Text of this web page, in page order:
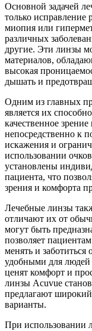
Основной задачей
только
миопия или
различных
другие. Эти линзы
материалов,
высокая
дышать и
Одним из главных
является их
качественное
непосредственно к
искажения и
использовании
установлены
пациента, что
зрения и комфорта
Лечебные линзы
отличают их от
могут быть
позволяет
менять и заботиться
удобными для
ценят комфорт и
линзы Acuvue
предлагают
варианты.
При использовании